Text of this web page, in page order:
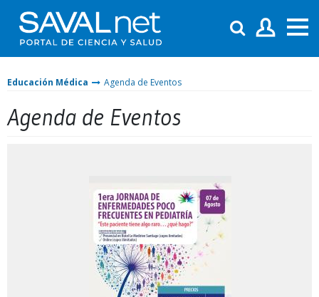
Educación Médica Agenda de Eventos
Agenda de Eventos